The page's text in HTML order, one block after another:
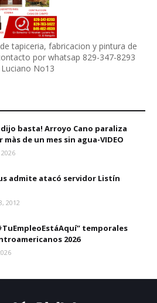
tapiceria, fabricacion y pintura de
por whatsap 829-347-8293
No13
dijo basta! Arroyo Cano paraliza
màs de un mes sin agua-VIDEO
admite atacó servidor Listín
2012
temporales
2026